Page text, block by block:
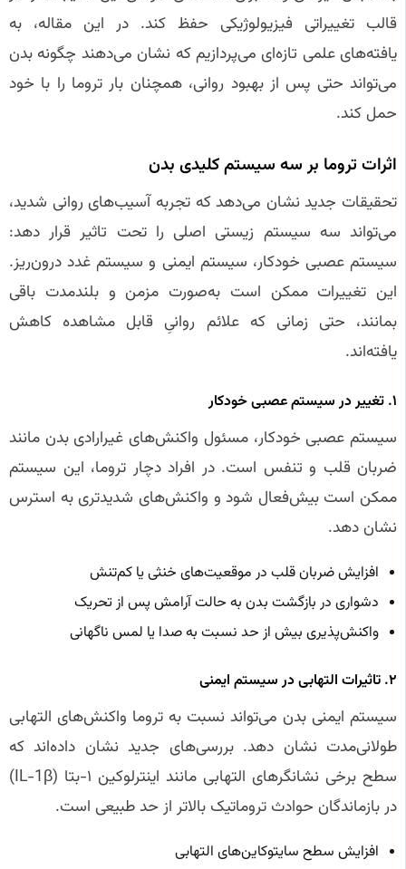
قالب تغییراتی فیزیولوژیکی حفظ کند. در این مقاله، به
یافته‌های علمی تازه‌ای می‌پردازیم که نشان می‌دهند چگونه بدن
می‌تواند حتی پس از بهبود روانی، همچنان بار تروما را با خود
حمل کند.
اثرات تروما بر سه سیستم کلیدی بدن
تحقیقات جدید نشان می‌دهد که تجربه آسیب‌های روانی شدید،
می‌تواند سه سیستم زیستی اصلی را تحت تاثیر قرار دهد:
سیستم عصبی خودکار، سیستم ایمنی و سیستم غدد درون‌ریز.
این تغییرات ممکن است به‌صورت مزمن و بلندمدت باقی
بمانند، حتی زمانی که علائم روانیِ قابل مشاهده کاهش
یافته‌اند.
۱. تغییر در سیستم عصبی خودکار
سیستم عصبی خودکار، مسئول واکنش‌های غیرارادی بدن مانند
ضربان قلب و تنفس است. در افراد دچار تروما، این سیستم
ممکن است بیش‌فعال شود و واکنش‌های شدیدتری به استرس
نشان دهد.
افزایش ضربان قلب در موقعیت‌های خنثی یا کم‌تنش
دشواری در بازگشت بدن به حالت آرامش پس از تحریک
واکنش‌پذیری بیش از حد نسبت به صدا یا لمس ناگهانی
۲. تاثیرات التهابی در سیستم ایمنی
سیستم ایمنی بدن می‌تواند نسبت به تروما واکنش‌های التهابی
طولانی‌مدت نشان دهد. بررسی‌های جدید نشان داده‌اند که
سطح برخی نشانگرهای التهابی مانند اینترلوکین ۱-بتا (IL-1β)
در بازماندگان حوادث تروماتیک بالاتر از حد طبیعی است.
افزایش سطح سایتوکاین‌های التهابی